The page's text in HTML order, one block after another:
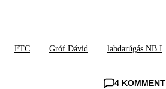
FTC Gróf Dávid labdarúgás NB I
4 KOMMENT